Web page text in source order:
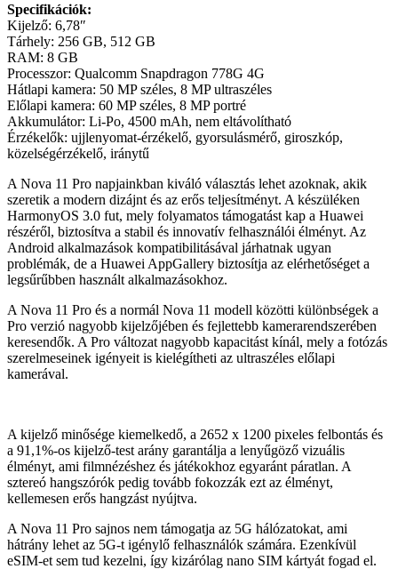
Specifikációk:
Kijelző: 6,78″
Tárhely: 256 GB, 512 GB
RAM: 8 GB
Processzor: Qualcomm Snapdragon 778G 4G
Hátlapi kamera: 50 MP széles, 8 MP ultraszéles
Előlapi kamera: 60 MP széles, 8 MP portré
Akkumulátor: Li-Po, 4500 mAh, nem eltávolítható
Érzékelők: ujjlenyomat-érzékelő, gyorsulásmérő, giroszkóp,
közelségérzékelő, iránytű
A Nova 11 Pro napjainkban kiváló választás lehet azoknak, akik
szeretik a modern dizájnt és az erős teljesítményt. A készüléken
HarmonyOS 3.0 fut, mely folyamatos támogatást kap a Huawei
részéről, biztosítva a stabil és innovatív felhasználói élményt. Az
Android alkalmazások kompatibilitásával járhatnak ugyan
problémák, de a Huawei AppGallery biztosítja az elérhetőséget a
legsűrűbben használt alkalmazásokhoz.
A Nova 11 Pro és a normál Nova 11 modell közötti különbségek a
Pro verzió nagyobb kijelzőjében és fejlettebb kamerarendszerében
keresendők. A Pro változat nagyobb kapacitást kínál, mely a fotózás
szerelmeseinek igényeit is kielégítheti az ultraszéles előlapi
kamerával.
A kijelző minősége kiemelkedő, a 2652 x 1200 pixeles felbontás és
a 91,1%-os kijelző-test arány garantálja a lenyűgöző vizuális
élményt, ami filmnézéshez és játékokhoz egyaránt páratlan. A
sztereó hangszórók pedig tovább fokozzák ezt az élményt,
kellemesen erős hangzást nyújtva.
A Nova 11 Pro sajnos nem támogatja az 5G hálózatokat, ami
hátrány lehet az 5G-t igénylő felhasználók számára. Ezenkívül
eSIM-et sem tud kezelni, így kizárólag nano SIM kártyát fogad el.